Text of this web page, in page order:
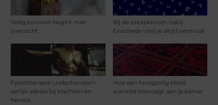
Veilig bouwen begint met
overzicht
Bij de escaperoom nabij
Enschede vind je altijd vermaak
Fysiotherapie Leidschendam:
eerlijk advies bij klachten en
herstel
Hoe een hoogpolig kleed
warmte toevoegt aan je kamer